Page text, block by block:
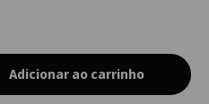
Adicionar ao carrinho